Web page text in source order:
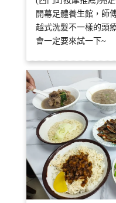
開幕足體養生館，師
越式洗髮不一樣的頭
會一定要來試一下~